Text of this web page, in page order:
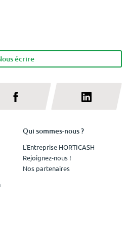
écrire
Qui sommes-nous ?
L'Entreprise HORTICASH
Rejoignez-nous !
Nos partenaires